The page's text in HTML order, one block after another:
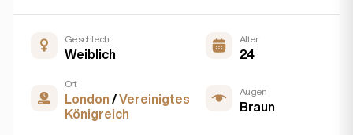
Geschlecht
Weiblich
Alter
24
Ort
London /Vereinigtes
Königreich
Augen
Braun